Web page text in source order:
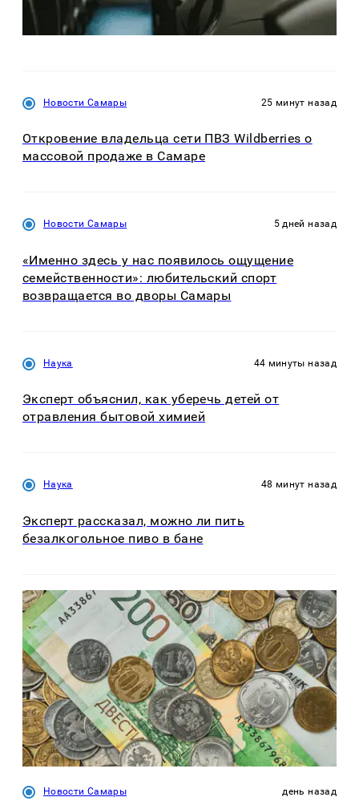
Новости Самары 25 минут назад
Откровение владельца сети ПВЗ Wildberries о
массовой продаже в Самаре
Новости Самары 5 дней назад
«Именно здесь у нас появилось ощущение
семейственности»: любительский спорт
возвращается во дворы Самары
Наука 44 минуты назад
Эксперт объяснил, как уберечь детей от
отравления бытовой химией
Наука 48 минут назад
Эксперт рассказал, можно ли пить
безалкогольное пиво в бане
Новости Самары день назад